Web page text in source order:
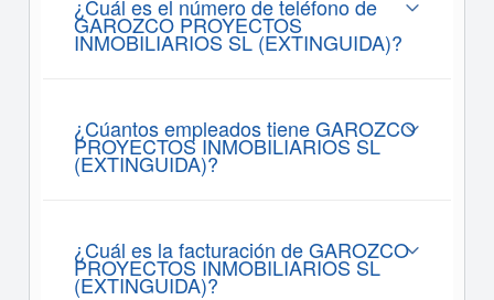
¿Cuál es el número de teléfono de
GAROZCO PROYECTOS
INMOBILIARIOS SL (EXTINGUIDA)?
¿Cúantos empleados tiene GAROZCO
PROYECTOS INMOBILIARIOS SL
(EXTINGUIDA)?
¿Cuál es la facturación de GAROZCO
PROYECTOS INMOBILIARIOS SL
(EXTINGUIDA)?